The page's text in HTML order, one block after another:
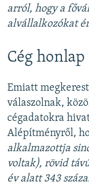
arról, hogy a
alvállalkozókat
Cég
Emiatt
válaszolnak,
cégadatokra
Alépítményről,
alkalmazottja
voltak), rövid
év alatt 343